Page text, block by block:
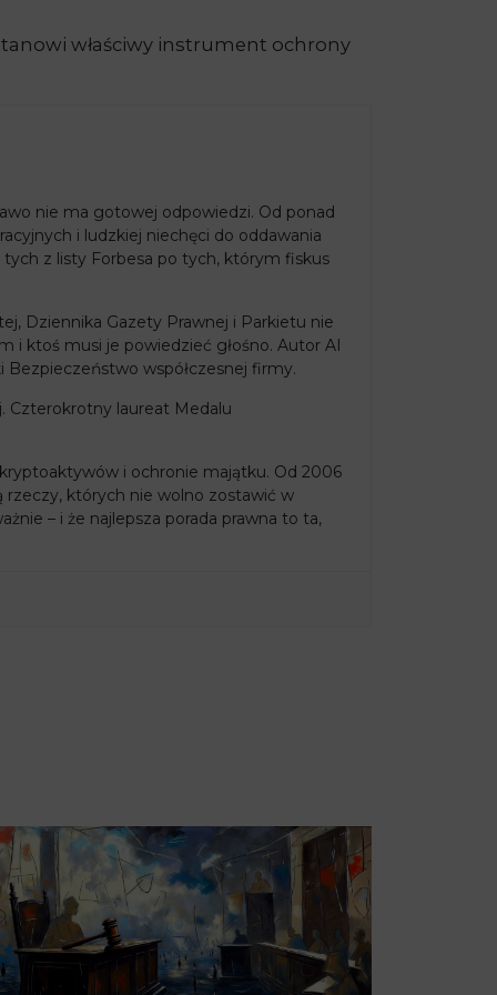
właściwy instrument ochrony
nie ma gotowej odpowiedzi. Od ponad
i ludzkiej niechęci do oddawania
z listy Forbesa po tych, którym fiskus
Dziennika Gazety Prawnej i Parkietu nie
i ktoś musi je powiedzieć głośno. Autor AI
współczesnej firmy.
Czterokrotny laureat Medalu
i ochronie majątku. Od 2006
rzeczy, których nie wolno zostawić w
– i że najlepsza porada prawna to ta,